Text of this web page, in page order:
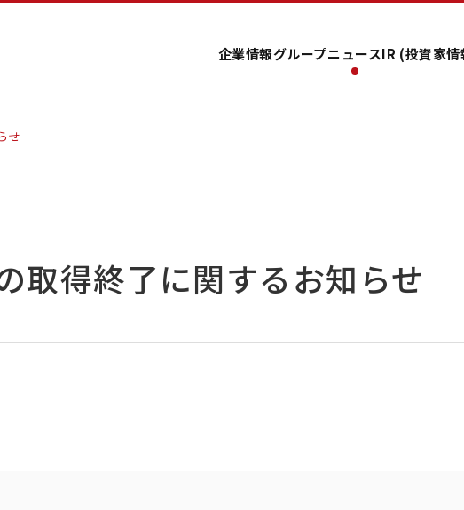
企業情報グループニュースIR (投資家情
せ
取得終了に関するお知らせ